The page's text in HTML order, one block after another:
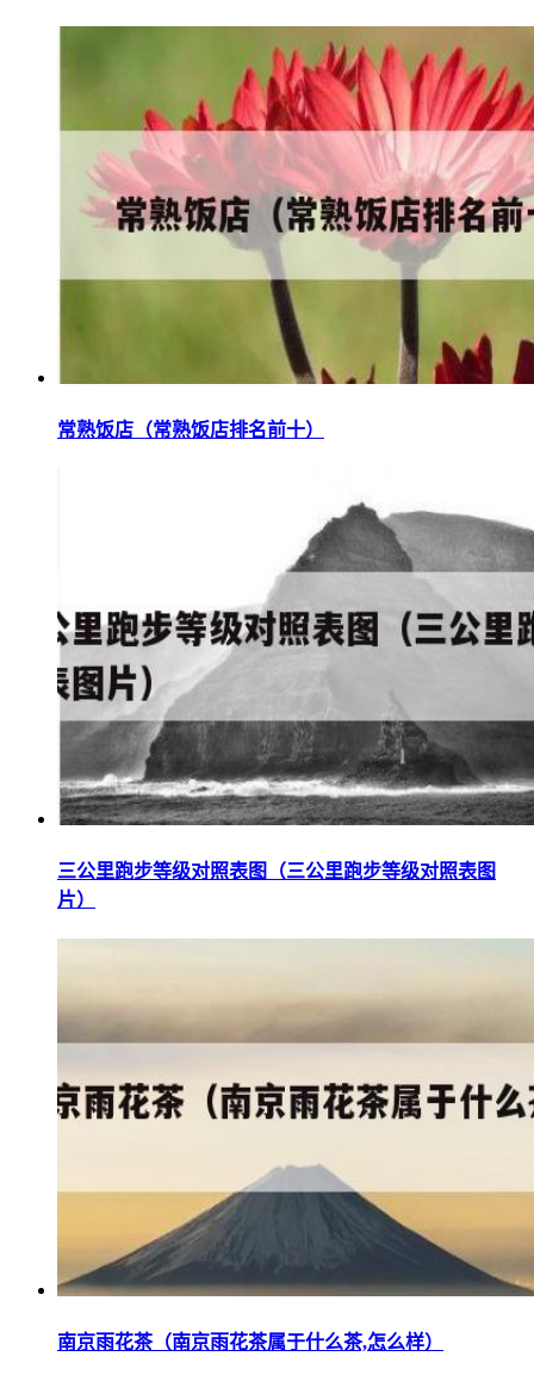
常熟饭店（常熟饭店排名前十）
三公里跑步等级对照表图（三公里跑步等级对照表图
片）
南京雨花茶（南京雨花茶属于什么茶,怎么样）